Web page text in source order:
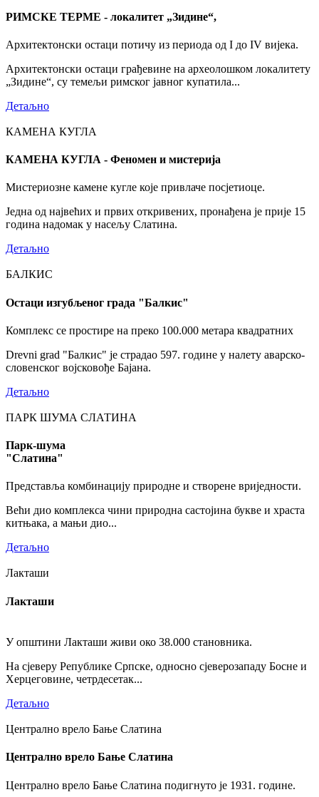
РИМСКЕ ТЕРМЕ - локалитет „Зидине“,
Архитектонски остаци потичу из периода од I до IV вијека.
Архитектонски остаци грађевине на археолошком локалитету
„Зидине“, су темељи римског јавног купатила...
Детаљно
КАМЕНА КУГЛА
КАМЕНА КУГЛА - Феномен и мистерија
Мистериозне камене кугле које привлаче посјетиоце.
Једна од највећих и првих откривених, пронађена је прије 15
година надомак у насељу Слатина.
Детаљно
БАЛКИС
Остаци изгубљеног града "Балкис"
Комплекс се простире на преко 100.000 метара квадратних
Drevni grad "Балкис" је страдао 597. године у налету аварско-
словенског војсковође Бајана.
Детаљно
ПАРК ШУМА СЛАТИНА
Парк-шума
"Слатина"
Представља комбинацију природне и створене вриједности.
Већи дио комплекса чини природна састојина букве и храста
китњака, а мањи дио...
Детаљно
Лакташи
Лакташи
У општини Лакташи живи око 38.000 становника.
На сјеверу Републике Српске, односно сјеверозападу Босне и
Херцеговине, четрдесетак...
Детаљно
Централно врело Бање Слатина
Централно врело Бање Слатина
Централно врело Бање Слатина подигнуто је 1931. године.